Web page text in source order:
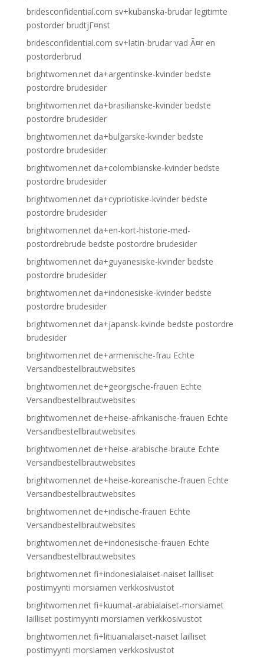
bridesconfidential.com sv+kubanska-brudar legitimte
postorder brudtjГ¤nst
bridesconfidential.com sv+latin-brudar vad Ã¤r en
postorderbrud
brightwomen.net da+argentinske-kvinder bedste
postordre brudesider
brightwomen.net da+brasilianske-kvinder bedste
postordre brudesider
brightwomen.net da+bulgarske-kvinder bedste
postordre brudesider
brightwomen.net da+colombianske-kvinder bedste
postordre brudesider
brightwomen.net da+cypriotiske-kvinder bedste
postordre brudesider
brightwomen.net da+en-kort-historie-med-
postordrebrude bedste postordre brudesider
brightwomen.net da+guyanesiske-kvinder bedste
postordre brudesider
brightwomen.net da+indonesiske-kvinder bedste
postordre brudesider
brightwomen.net da+japansk-kvinde bedste postordre
brudesider
brightwomen.net de+armenische-frau Echte
Versandbestellbrautwebsites
brightwomen.net de+georgische-frauen Echte
Versandbestellbrautwebsites
brightwomen.net de+heise-afrikanische-frauen Echte
Versandbestellbrautwebsites
brightwomen.net de+heise-arabische-braute Echte
Versandbestellbrautwebsites
brightwomen.net de+heise-koreanische-frauen Echte
Versandbestellbrautwebsites
brightwomen.net de+indische-frauen Echte
Versandbestellbrautwebsites
brightwomen.net de+indonesische-frauen Echte
Versandbestellbrautwebsites
brightwomen.net fi+indonesialaiset-naiset lailliset
postimyynti morsiamen verkkosivustot
brightwomen.net fi+kuumat-arabialaiset-morsiamet
lailliset postimyynti morsiamen verkkosivustot
brightwomen.net fi+litiuanialaiset-naiset lailliset
postimyynti morsiamen verkkosivustot